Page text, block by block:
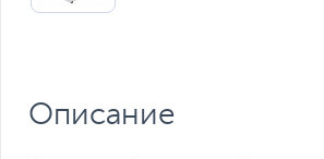
Описание